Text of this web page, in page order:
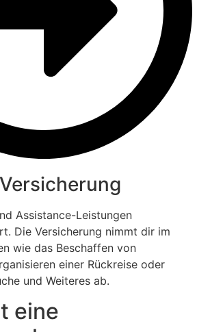
Assistance-Leistungen
Die Versicherung nimmt dir im
wie das Beschaffen von
einer Rückreise oder
und Weiteres ab.
eine